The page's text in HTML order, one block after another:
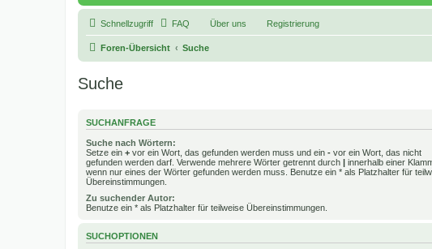
Schnellzugriff FAQ Über uns Registrierung
Foren-Übersicht Suche
Suche
SUCHANFRAGE
Suche nach Wörtern:
Setze ein + vor ein Wort, das gefunden werden muss und ein - vor ein Wort, das nicht
gefunden werden darf. Verwende mehrere Wörter getrennt durch | innerhalb einer
wenn nur eines der Wörter gefunden werden muss. Benutze ein * als Platzhalter für
Übereinstimmungen.
Zu suchender Autor:
Benutze ein * als Platzhalter für teilweise Übereinstimmungen.
SUCHOPTIONEN